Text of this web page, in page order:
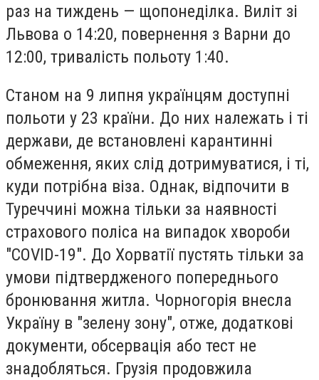
раз на тиждень — щопонеділка. Виліт зі
Львова о 14:20, повернення з Варни до
12:00, тривалість польоту 1:40.
Станом на 9 липня українцям доступні
польоти у 23 країни. До них належать і ті
держави, де встановлені карантинні
обмеження, яких слід дотримуватися, і ті,
куди потрібна віза. Однак, відпочити в
Туреччині можна тільки за наявності
страхового поліса на випадок хвороби
"COVID-19". До Хорватії пустять тільки за
умови підтвердженого попереднього
бронювання житла. Чорногорія внесла
Україну в "зелену зону", отже, додаткові
документи, обсервація або тест не
знадобляться. Грузія продовжила